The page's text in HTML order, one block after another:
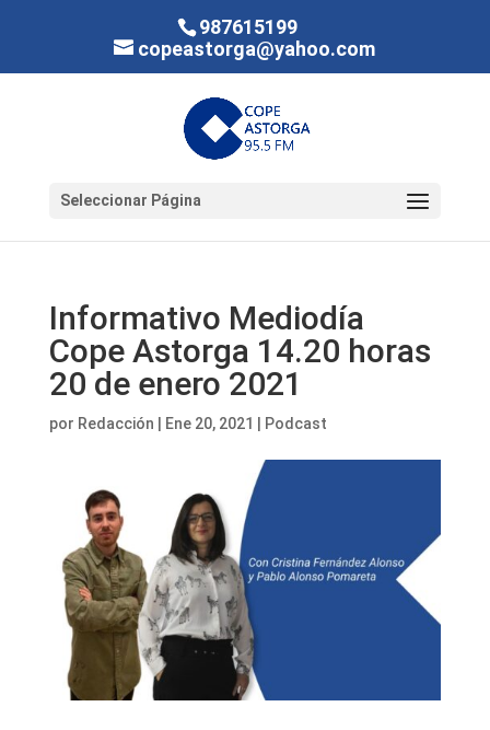
987615199
copeastorga@yahoo.com
Seleccionar Página
Informativo Mediodía
Cope Astorga 14.20 horas
20 de enero 2021
por Redacción Ene 20, 2021 Podcast